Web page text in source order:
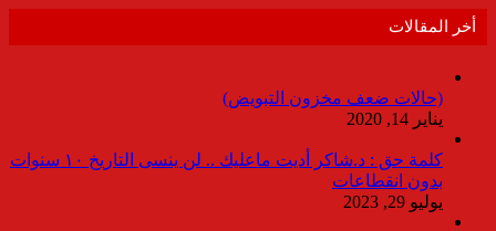
أخر المقالات
(حالات ضعف مخزون التبويض)
يناير 14, 2020
كلمة حق : د.شاكر أديت ماعليك .. لن ينسى التاريخ ١٠ سنوات
بدون انقطاعات
يوليو 29, 2023